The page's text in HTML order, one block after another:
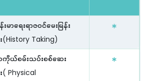
းမာရေးရာဇဝင်မေးမြန်း
း(History Taking)
ာကိုယ်စမ်းသပ်းစစ်ဆေး
း( Physical